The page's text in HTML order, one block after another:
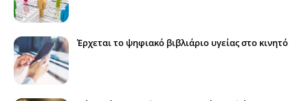
Έρχεται το ψηφιακό βιβλιάριο υγείας στο κινητό